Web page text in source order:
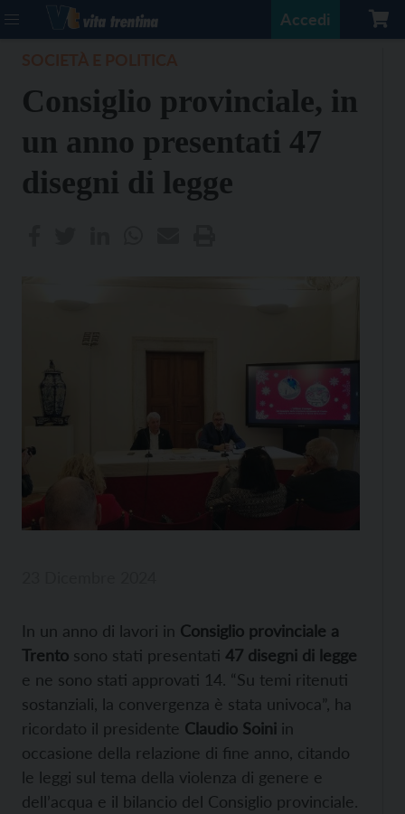
Accedi
Consiglio provinciale, in
un anno presentati 47
disegni di legge
In un anno di lavori in Consiglio provinciale a
Trento sono stati presentati 47 disegni di legge
e ne sono stati approvati 14. “Su temi ritenuti
sostanziali, la convergenza è stata univoca”, ha
ricordato il presidente Claudio Soini in
occasione della relazione di fine anno, citando
le leggi sul tema della violenza di genere e
dell’acqua e il bilancio del Consiglio provinciale.